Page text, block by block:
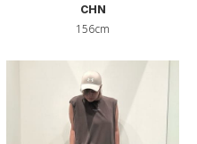
CHN
156cm